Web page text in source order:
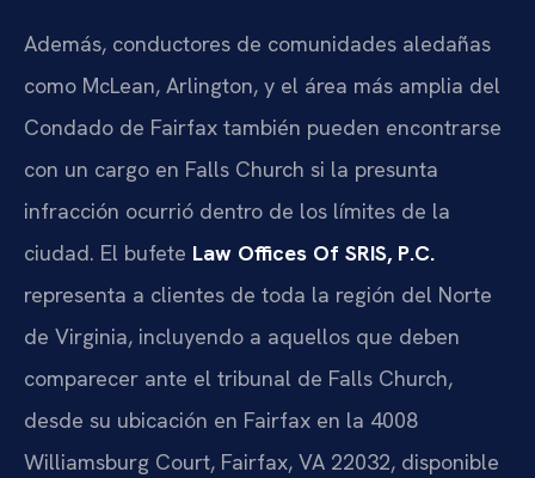
Además, conductores de comunidades aledañas
como McLean, Arlington, y el área más amplia del
Condado de Fairfax también pueden encontrarse
con un cargo en Falls Church si la presunta
infracción ocurrió dentro de los límites de la
ciudad. El bufete Law Offices Of SRIS, P.C.
representa a clientes de toda la región del Norte
de Virginia, incluyendo a aquellos que deben
comparecer ante el tribunal de Falls Church,
desde su ubicación en Fairfax en la 4008
Williamsburg Court, Fairfax, VA 22032, disponible